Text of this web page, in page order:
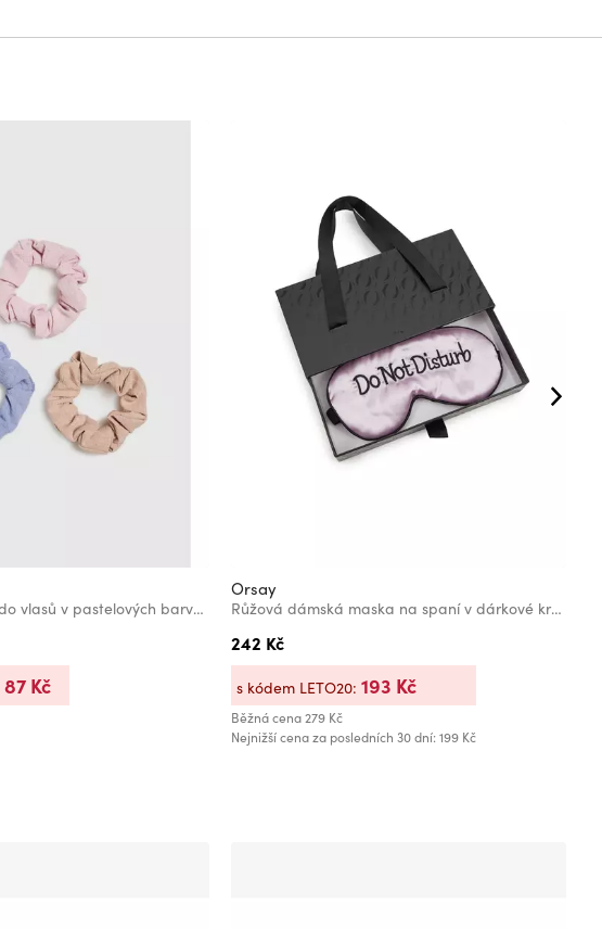
Sada tří gumiček do vlasů v pastelových barvách Moodo
87 Kč
Orsay
Růžová dámská maska na spaní v dárkové krabičce ORSAY
242 Kč
Běžná cena279 Kč
Nejnižší cena za posledních 30 dní: 199 Kč
s kódem LETO20: 193 Kč